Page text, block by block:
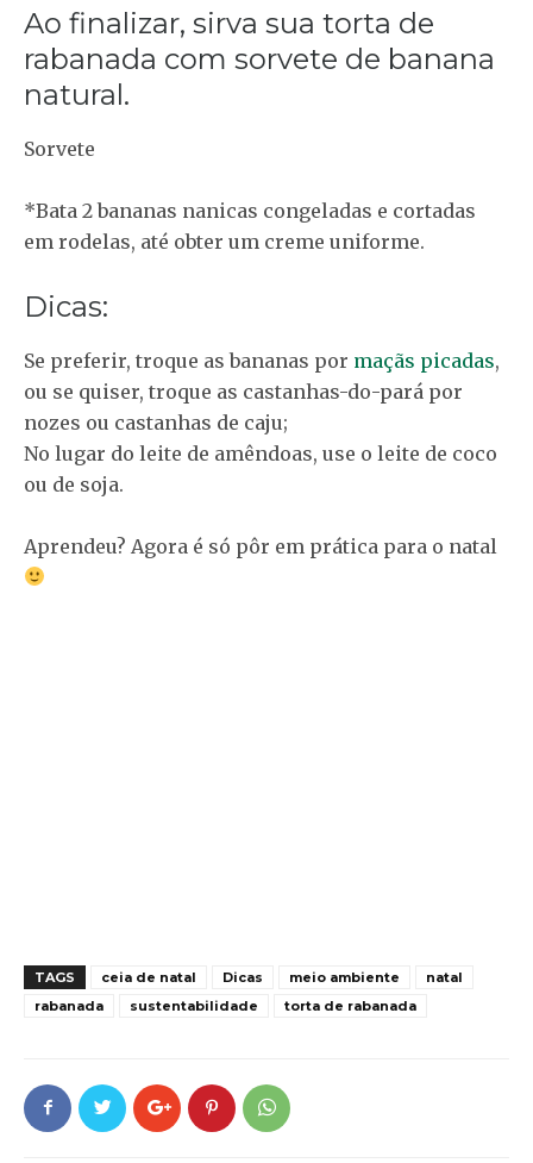
Ao finalizar, sirva sua torta de
rabanada com sorvete de banana
natural.
Sorvete
*Bata 2 bananas nanicas congeladas e cortadas
em rodelas, até obter um creme uniforme.
Dicas:
Se preferir, troque as bananas por maçãs picadas,
ou se quiser, troque as castanhas-do-pará por
nozes ou castanhas de caju;
No lugar do leite de amêndoas, use o leite de coco
ou de soja.
Aprendeu? Agora é só pôr em prática para o natal
TAGS ceia de natal Dicas meio ambiente
natal
rabanada
sustentabilidade torta de rabanada